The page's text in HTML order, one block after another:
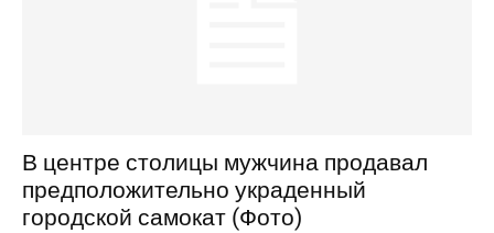
В центре столицы мужчина продавал
предположительно украденный
городской самокат (Фото)